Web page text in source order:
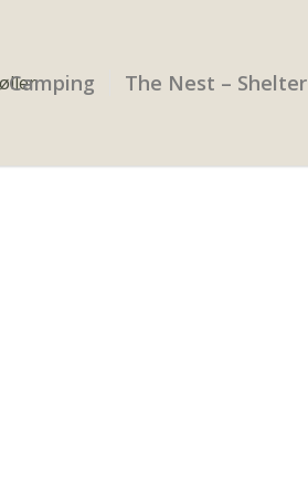
Camping The Nest – Shelter